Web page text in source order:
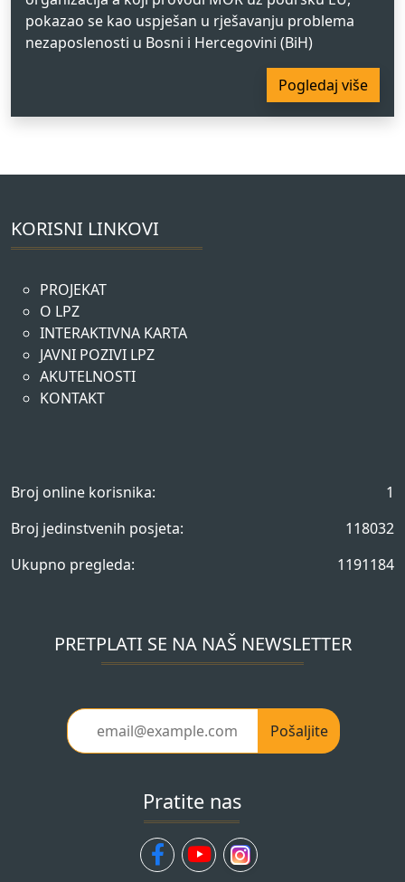
pokazao se kao uspješan u rješavanju problema
nezaposlenosti u Bosni i Hercegovini (BiH)
Pogledaj više
KORISNI LINKOVI
PROJEKAT
O LPZ
INTERAKTIVNA KARTA
JAVNI POZIVI LPZ
AKUTELNOSTI
KONTAKT
Broj online korisnika:
1
Broj jedinstvenih posjeta:
118032
Ukupno pregleda:
1191184
PRETPLATI SE NA NAŠ NEWSLETTER
Pošaljite
Pratite nas